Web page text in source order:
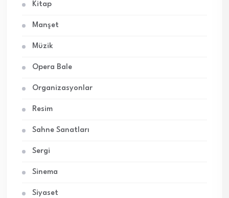
Kitap
Manşet
Müzik
Opera Bale
Organizasyonlar
Resim
Sahne Sanatları
Sergi
Sinema
Siyaset